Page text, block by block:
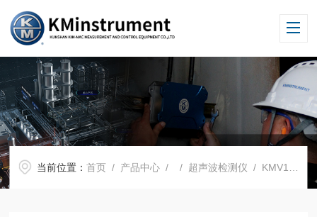
当前位置：首页 / 产品中心 / / 超声波检测仪 / KMV1超声波成像仪检测噪音位置